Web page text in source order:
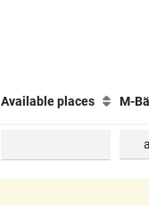
Available places M-